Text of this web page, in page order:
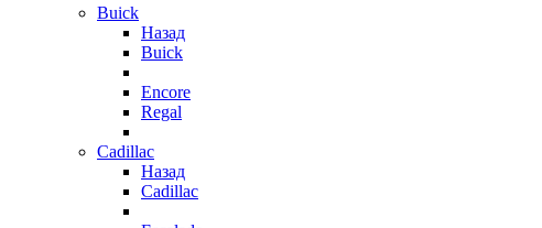
Buick
Назад
Buick
Encore
Regal
Cadillac
Назад
Cadillac